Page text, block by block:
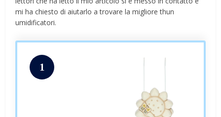
mi ha chiesto di aiutarlo a trovare la migliore thun
umidificatori.
1